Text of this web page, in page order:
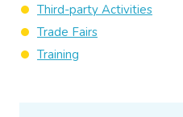
Third-party Activities
Trade Fairs
Training